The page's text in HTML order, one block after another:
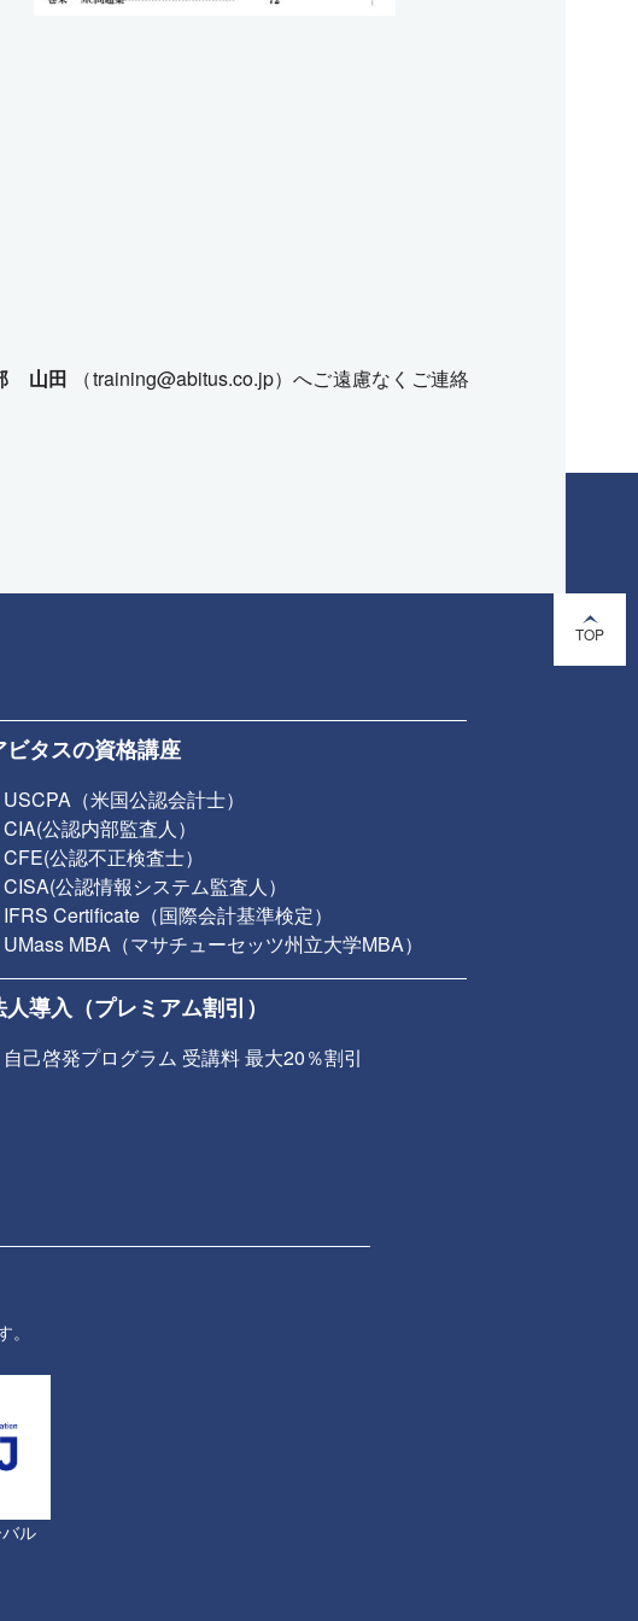
山田
（training@abitus.co.jp）へご遠慮なくご連絡
TOP
ビタスの資格講座
USCPA（米国公認会計士）
CIA(公認内部監査人）
CFE(公認不正検査士）
CISA(公認情報システム監査人）
IFRS Certificate（国際会計基準検定）
UMass MBA（マサチューセッツ州立大学MBA）
人導入（プレミアム割引）
自己啓発プログラム 受講料 最大20％割引
ル